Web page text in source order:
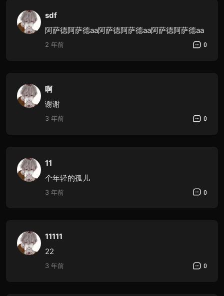
sdf
阿萨德阿萨德aa阿萨德阿萨德aa阿萨德阿萨德aa
2 年前 0
啊
谢谢
3 年前 0
11
个年轻的孤儿
3 年前 0
11111
22
3 年前 0